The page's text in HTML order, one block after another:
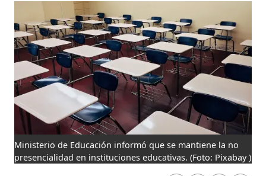
Ministerio de Educación informó que se mantiene la no
presencialidad en instituciones educativas.(Foto: Pixabay )